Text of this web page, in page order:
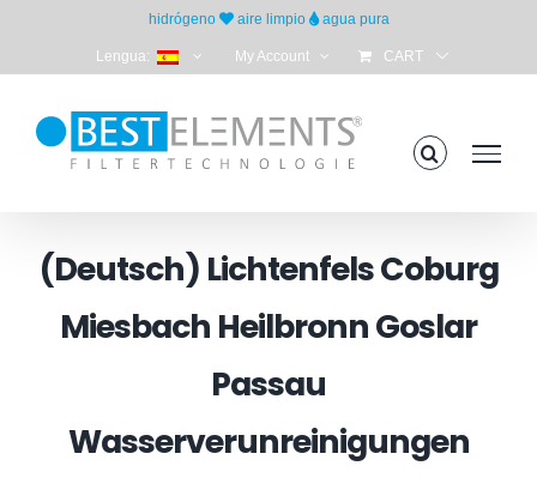
hidrógeno aire limpio agua pura
Lengua: My Account CART
(Deutsch) Lichtenfels Coburg
Miesbach Heilbronn Goslar
Passau
Wasserverunreinigungen